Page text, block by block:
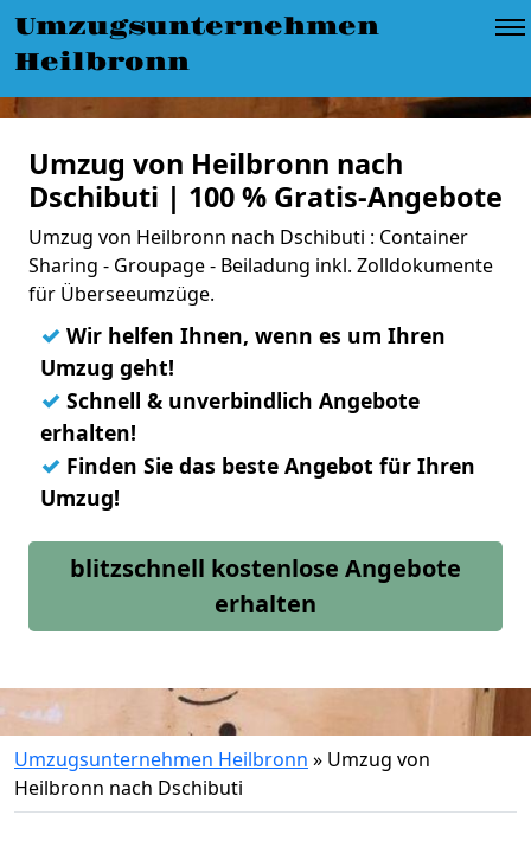
Umzugsunternehmen
Heilbronn
Umzug von Heilbronn nach
Dschibuti | 100 % Gratis-Angebote
Umzug von Heilbronn nach Dschibuti : Container
Sharing - Groupage - Beiladung inkl. Zolldokumente
für Überseeumzüge.
✓ Wir helfen Ihnen, wenn es um Ihren
Umzug geht!
✓ Schnell & unverbindlich Angebote
erhalten!
✓ Finden Sie das beste Angebot für Ihren
Umzug!
blitzschnell kostenlose Angebote
erhalten
Umzugsunternehmen Heilbronn » Umzug von
Heilbronn nach Dschibuti